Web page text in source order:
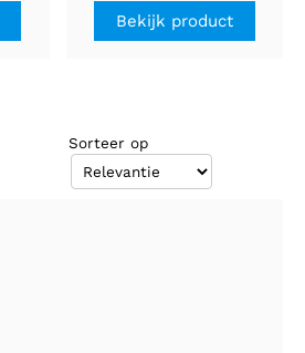
Bekijk product
Sorteer op